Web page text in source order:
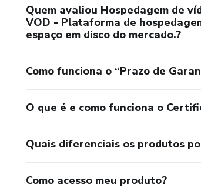
Quem avaliou Hospedagem de
VOD - Plataforma de
espaço em disco do mercado.?
Como funciona o “Prazo de
O que é e como funciona o
Quais diferenciais os produtos
Como acesso meu produto?